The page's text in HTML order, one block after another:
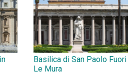
Basilica di San Paolo Fuori
Le Mura